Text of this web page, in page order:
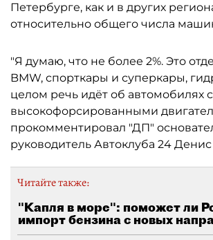
Петербурге, как и в других
относительно общего числа
"Я думаю, что не более 2%. Это
BMW, спорткары и суперкары,
целом речь идёт об автомобилях с
высокофорсированными
прокомментировал "ДП"
руководитель Автоклуба 24
Читайте также:
"Капля в море": поможет ли
импорт бензина с новых